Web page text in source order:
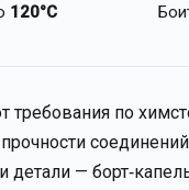
120°C
по
—